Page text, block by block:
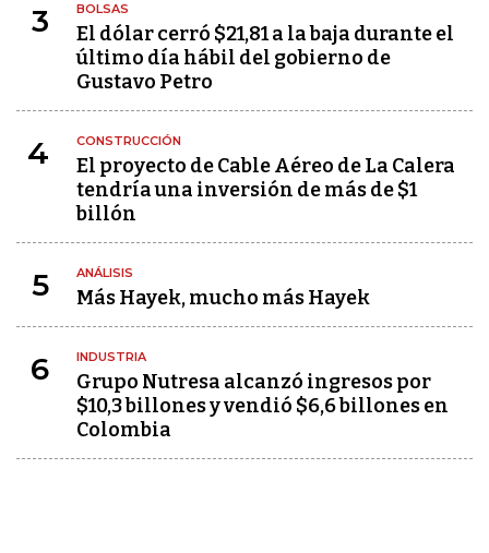
3 BOLSAS
El dólar cerró $21,81 a la baja durante el
último día hábil del gobierno de
Gustavo Petro
4 CONSTRUCCIÓN
El proyecto de Cable Aéreo de La Calera
tendría una inversión de más de $1
billón
5 ANÁLISIS
Más Hayek, mucho más Hayek
6 INDUSTRIA
Grupo Nutresa alcanzó ingresos por
$10,3 billones y vendió $6,6 billones en
Colombia